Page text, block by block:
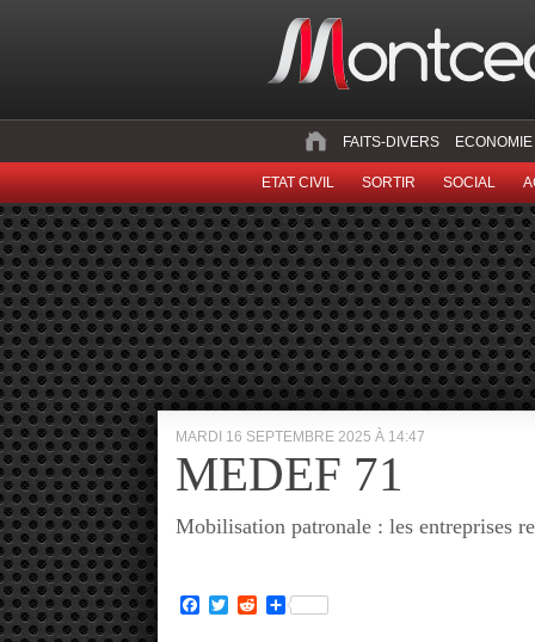
FAITS-DIVERS ECONOMIE
ETAT CIVIL SORTIR SOCIAL
MARDI 16 SEPTEMBRE 2025 À 14:47
MEDEF 71
Mobilisation patronale : les entreprises
Facebook
TwitterRedditPartager